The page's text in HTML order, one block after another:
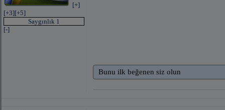
[+]
[+3][+5]
Saygınlık 1
[-]
Bunu ilk beğenen siz olun